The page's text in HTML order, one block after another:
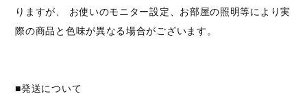
りますが、 お使いのモニター設定、お部屋の照明等により実
際の商品と色味が異なる場合がございます。
■発送について